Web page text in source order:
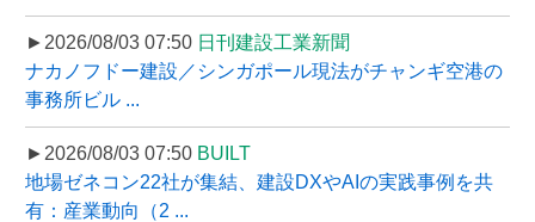
►2026/08/03 07:50 日刊建設工業新聞
ナカノフドー建設／シンガポール現法がチャンギ空港の
事務所ビル ...
►2026/08/03 07:50 BUILT
地場ゼネコン22社が集結、建設DXやAIの実践事例を共
有：産業動向（2 ...